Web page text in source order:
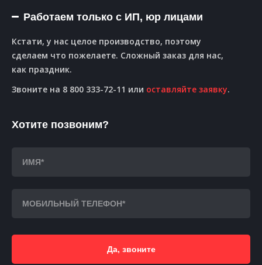
Работаем только с ИП, юр лицами
Кстати, у нас целое производство, поэтому
сделаем что пожелаете. Сложный заказ для нас,
как праздник.
Звоните на 8 800 333-72-11 или оставляйте заявку.
Хотите позвоним?
Да, звоните